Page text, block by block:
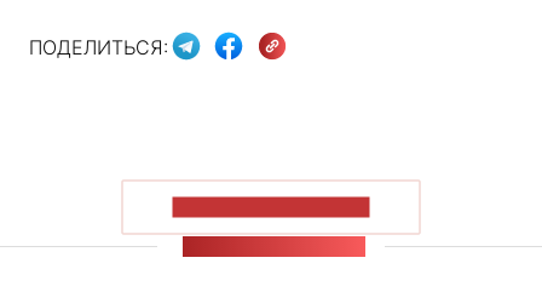
ПОДЕЛИТЬСЯ: